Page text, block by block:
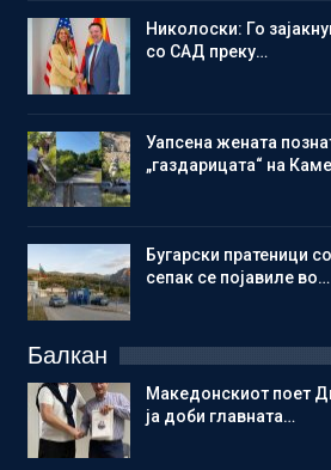
Николоски: Го
со САД преку…
Уапсена жената
„газдарицата“ на
Бугарски пратеници
сепак се појавиле во…
Балкан
Македонскиот поет
ја доби главната…